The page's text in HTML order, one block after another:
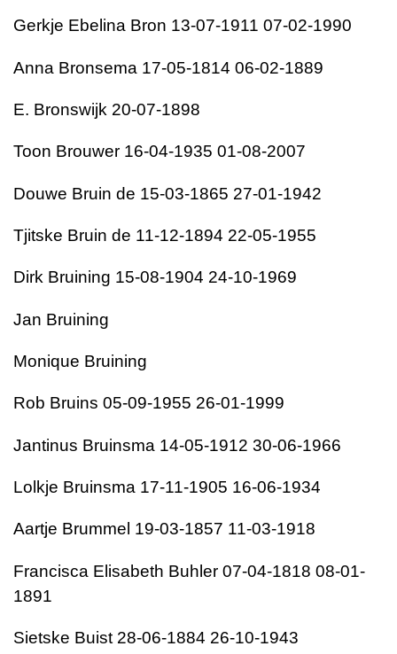
Gerkje Ebelina Bron 13-07-1911 07-02-1990
Anna Bronsema 17-05-1814 06-02-1889
E. Bronswijk 20-07-1898
Toon Brouwer 16-04-1935 01-08-2007
Douwe Bruin de 15-03-1865 27-01-1942
Tjitske Bruin de 11-12-1894 22-05-1955
Dirk Bruining 15-08-1904 24-10-1969
Jan Bruining
Monique Bruining
Rob Bruins 05-09-1955 26-01-1999
Jantinus Bruinsma 14-05-1912 30-06-1966
Lolkje Bruinsma 17-11-1905 16-06-1934
Aartje Brummel 19-03-1857 11-03-1918
Francisca Elisabeth Buhler 07-04-1818 08-01-
1891
Sietske Buist 28-06-1884 26-10-1943